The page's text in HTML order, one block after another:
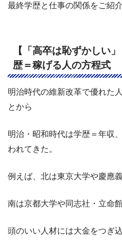
最終学歴と仕事の関係をご紹
【「高卒は恥ずかしい
歴＝稼げる人の方程式
明治時代の維新改革で優れた
とから
明治・昭和時代は学歴＝年収
われてきた。
例えば、北は東京大学や慶應
南は京都大学や同志社・立命
頭のいい人材には大金をつぎ